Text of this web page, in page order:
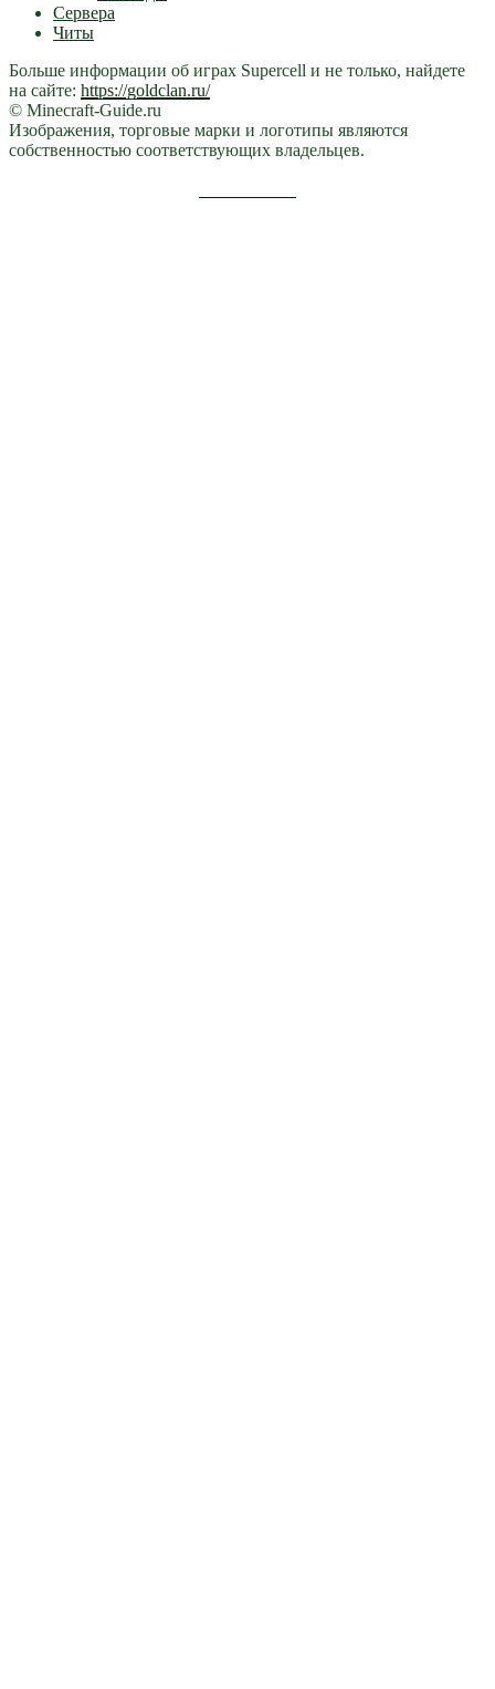
Сервера
Читы
Больше информации об играх Supercell и не только, найдете
на сайте: https://goldclan.ru/
© Minecraft-Guide.ru
Изображения, торговые марки и логотипы являются
собственностью соответствующих владельцев.